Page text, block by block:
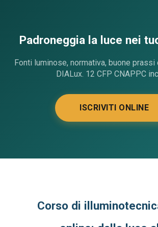
Padroneggia la luce nei
Fonti luminose, normativa, buone
DIALux. 12 CFP CNAPPC
ISCRIVITI ONLINE
Corso di